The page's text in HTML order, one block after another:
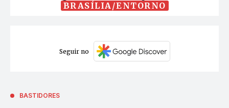
BRASÍLIA/ENTORNO
Seguir no
BASTIDORES